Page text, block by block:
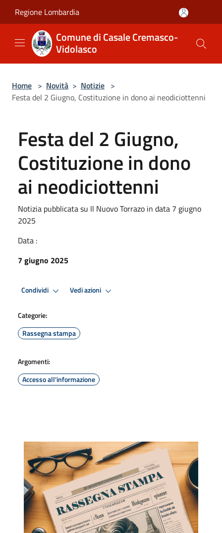
Regione Lombardia
Comune di Casale Cremasco-
Vidolasco
Home > Novità > Notizie >
Festa del 2 Giugno, Costituzione in dono ai neodiciottenni
Festa del 2 Giugno,
Costituzione in dono
ai neodiciottenni
Notizia pubblicata su Il Nuovo Torrazo in data 7 giugno
2025
Data :
7 giugno 2025
Condividi Vedi azioni
Categorie:
Rassegna stampa
Argomenti:
Accesso all'informazione